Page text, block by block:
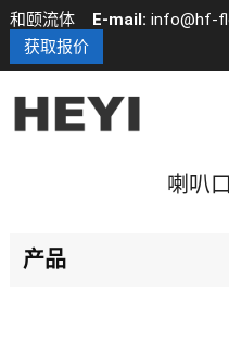
和颐流体 E-mail: info@hf-
获取报价
喇叭
产品